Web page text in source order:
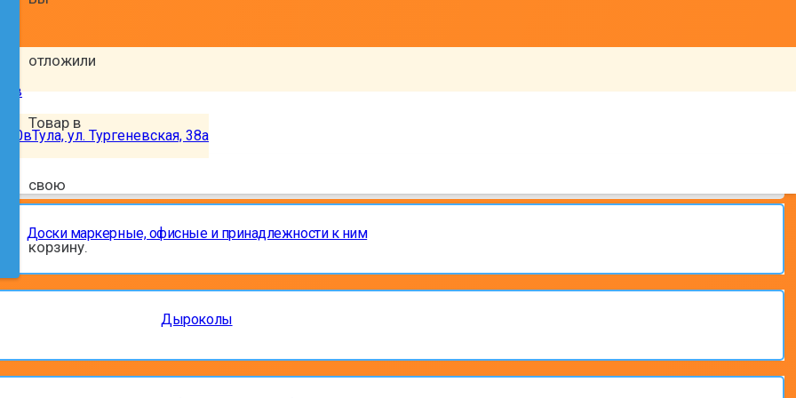
50вТула, ул. Тургеневская, 38а
отложили
Товар в
свою
корзину.
Доски маркерные, офисные и принадлежности к ним
Дыроколы